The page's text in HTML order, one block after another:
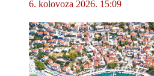
6. kolovoza 2026. 15:09